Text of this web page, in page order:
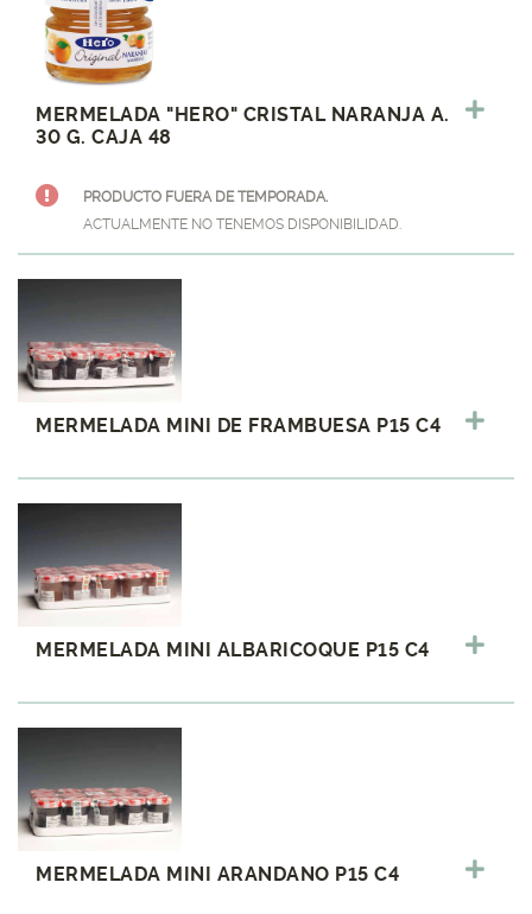
MERMELADA "HERO" CRISTAL NARANJA A.
30 G. CAJA 48
PRODUCTO FUERA DE TEMPORADA.
ACTUALMENTE NO TENEMOS DISPONIBILIDAD.
MERMELADA MINI DE FRAMBUESA P15 C4
MERMELADA MINI ALBARICOQUE P15 C4
MERMELADA MINI ARANDANO P15 C4